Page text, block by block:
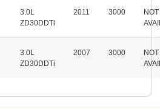
3.0L
ZD30DDTi
2011 3000
NOT
3.0L
ZD30DDTi
2007 3000
NOT